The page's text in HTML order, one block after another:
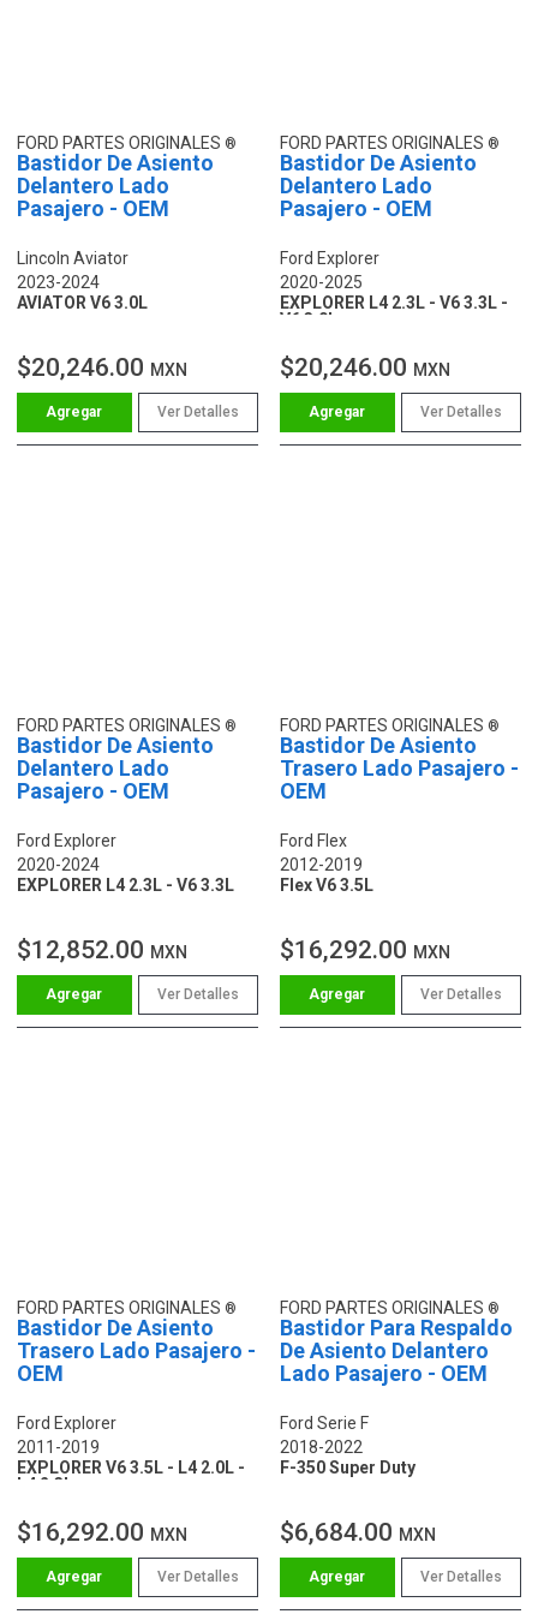
FORD PARTES ORIGINALES
Bastidor De Asiento
Delantero Lado
Pasajero - OEM
Lincoln Aviator
2023-2024
AVIATOR V6 3.0L
$20,246.00 MXN
Ver Detalles
FORD PARTES ORIGINALES
Bastidor De Asiento
Delantero Lado
Pasajero - OEM
Ford Explorer
2020-2025
EXPLORER L4 2.3L - V6 3.3L -
V6 3.0L
$20,246.00 MXN
Ver Detalles
FORD PARTES ORIGINALES
Bastidor De Asiento
Delantero Lado
Pasajero - OEM
Ford Explorer
2020-2024
EXPLORER L4 2.3L - V6 3.3L
$12,852.00 MXN
Ver Detalles
FORD PARTES ORIGINALES
Bastidor De Asiento
Trasero Lado Pasajero -
OEM
Ford Flex
2012-2019
Flex V6 3.5L
$16,292.00 MXN
Ver Detalles
FORD PARTES ORIGINALES
Bastidor De Asiento
Trasero Lado Pasajero -
OEM
Ford Explorer
2011-2019
EXPLORER V6 3.5L - L4 2.0L -
L4 2.3L
$16,292.00 MXN
Ver Detalles
FORD PARTES ORIGINALES
Bastidor Para Respaldo
De Asiento Delantero
Lado Pasajero - OEM
Ford Serie F
2018-2022
F-350 Super Duty
$6,684.00 MXN
Ver Detalles